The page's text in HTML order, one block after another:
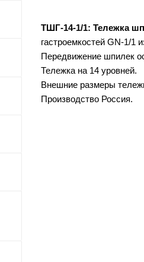
ТШГ-14-1/1: Тележка
гастроемкостей GN-1/1
Передвижение шпилек
Тележка на 14 уровней.
Внешние размеры
Производство Россия.